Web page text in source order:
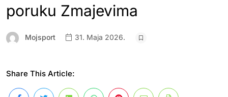
poruku Zmajevima
Mojsport 31. Maja 2026.
Share This Article: